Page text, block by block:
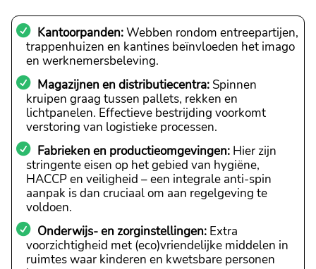
Kantoorpanden:Webben rondom entreepartijen,
trappenhuizen en kantines beïnvloeden het imago
en werknemersbeleving.
Magazijnen en distributiecentra: Spinnen
kruipen graag tussen pallets, rekken en
lichtpanelen. Effectieve bestrijding voorkomt
verstoring van logistieke processen.
Fabrieken en productieomgevingen: Hier zijn
stringente eisen op het gebied van hygiëne,
HACCP en veiligheid – een integrale anti-spin
aanpak is dan cruciaal om aan regelgeving te
voldoen.
Onderwijs- en zorginstellingen: Extra
voorzichtigheid met (eco)vriendelijke middelen in
ruimtes waar kinderen en kwetsbare personen